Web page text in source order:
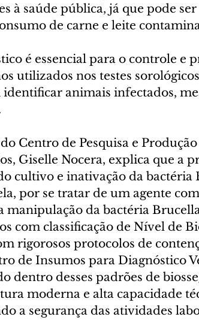
à saúde pública, já que pode
de carne e leite
é essencial para o controle e
utilizados nos testes
animais infectados,
Centro de Pesquisa e
Giselle Nocera, explica que a
cultivo e inativação da bactéria
por se tratar de um agente
manipulação da bactéria
com classificação de Nível de
rigorosos protocolos de
de Insumos para Diagnóstico
dentro desses padrões de
moderna e alta capacidade
a segurança das atividades